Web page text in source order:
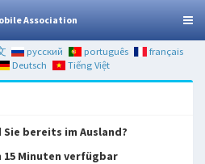
Association
русский português
français
Deutsch Tiếng Việt
bereits im Ausland?
Minuten verfügbar